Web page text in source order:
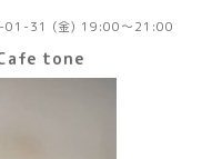
01-31 (金) 19:00～21:00
tone